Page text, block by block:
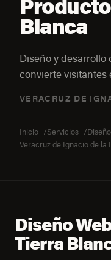
Blanca
Diseño y desarrollo
convierte visitantes
VERACRUZ DE
Inicio Servicios
Veracruz de Ignacio de la
Diseño
Tierra